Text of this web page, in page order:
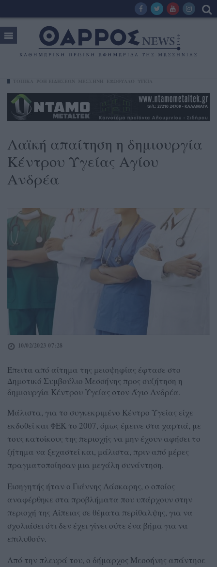
Λαϊκή απαίτηση η δημιουργία
Κέντρου Υγείας Aγίου
Ανδρέα
10/02/2023 07:28
Έπειτα από αίτημα της μειοψηφίας έφτασε στο
Δημοτικό Συμβούλιο Μεσσήνης προς συζήτηση η
δημιουργία Κέντρου Υγείας στον Άγιο Ανδρέα.
Μάλιστα, για το συγκεκριμένο Κέντρο Υγείας είχε
εκδοθεί και ΦΕΚ το 2007, όμως έμεινε στα χαρτιά, με
τους κατοίκους της περιοχής να μην έχουν αφήσει το
ζήτημα να ξεχαστεί και, μάλιστα, πριν από μέρες
πραγματοποίησαν μια μεγάλη συνάντηση.
Εισηγητής ήταν ο Γιάννης Λάσκαρης, ο οποίος
αναφέρθηκε στα προβλήματα που υπάρχουν στην
περιοχή της Αίπειας σε θέματα περίθαλψης, για να
σχολιάσει ότι δεν έχει γίνει ούτε ένα βήμα για να
επιλυθούν.
Από την πλευρά του, ο δήμαρχος Μεσσήνης απάντησε